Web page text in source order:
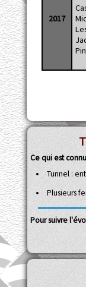
2017
Ce qui est
Tunnel :
Plusieurs
Pour suivre